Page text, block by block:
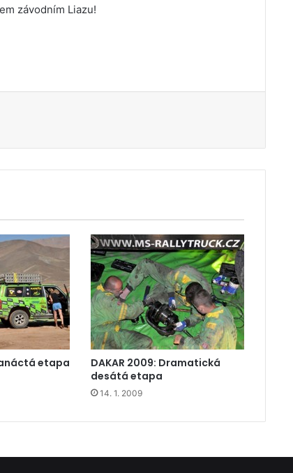
závodním Liazu!
etapa
DAKAR 2009: Dramatická
desátá etapa
14. 1. 2009